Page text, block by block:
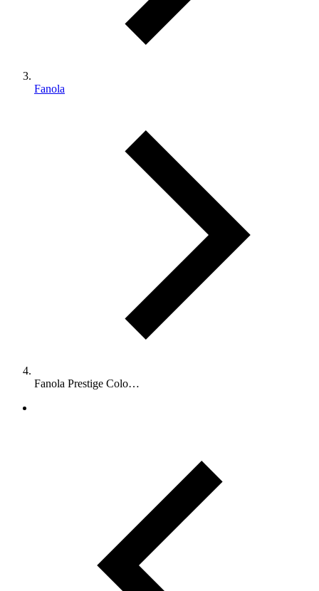
Fanola
Fanola Prestige Colo…